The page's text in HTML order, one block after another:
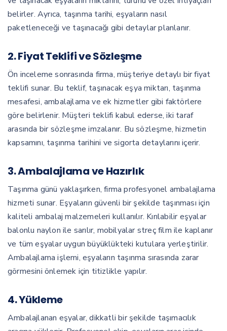
belirler. Ayrıca, taşınma tarihi, eşyaların nasıl
paketleneceği ve taşınacağı gibi detaylar planlanır.
2.Fiyat Teklifi ve Sözleşme
Ön inceleme sonrasında firma, müşteriye detaylı bir fiyat
teklifi sunar. Bu teklif, taşınacak eşya miktarı, taşınma
mesafesi, ambalajlama ve ek hizmetler gibi faktörlere
göre belirlenir. Müşteri teklifi kabul ederse, iki taraf
arasında bir sözleşme imzalanır. Bu sözleşme, hizmetin
kapsamını, taşınma tarihini ve sigorta detaylarını içerir.
3.Ambalajlama ve Hazırlık
Taşınma günü yaklaşırken, firma profesyonel ambalajlama
hizmeti sunar. Eşyaların güvenli bir şekilde taşınması için
kaliteli ambalaj malzemeleri kullanılır. Kırılabilir eşyalar
balonlu naylon ile sarılır, mobilyalar streç film ile kaplanır
ve tüm eşyalar uygun büyüklükteki kutulara yerleştirilir.
Ambalajlama işlemi, eşyaların taşınma sırasında zarar
görmesini önlemek için titizlikle yapılır.
4.Yükleme
Ambalajlanan eşyalar, dikkatli bir şekilde taşımacılık